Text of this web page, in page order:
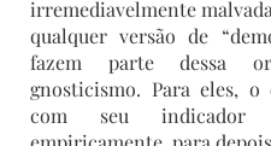
irremediavelmente
qualquer versão de
fazem parte dessa
gnosticismo. Para eles,
com seu indicador